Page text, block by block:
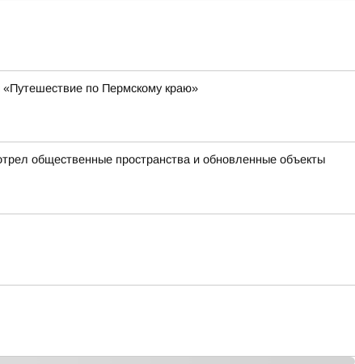
по Пермскому краю»
общественные пространства и обновленные объекты